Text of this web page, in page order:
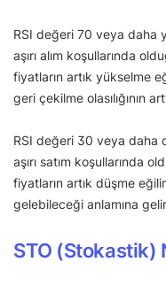
RSI değeri 70 veya daha
aşırı alım koşullarında
fiyatların artık yükselme
geri çekilme olasılığının
RSI değeri 30 veya daha
aşırı satım koşullarında
fiyatların artık düşme
gelebileceği anlamına
STO (Stokastik)